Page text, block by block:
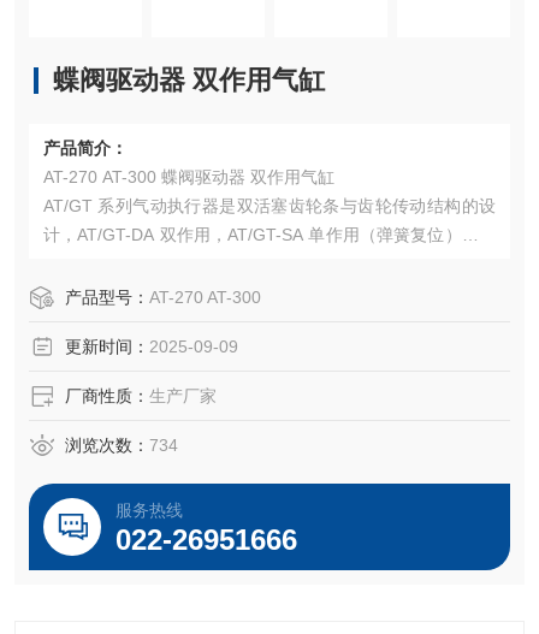
蝶阀驱动器 双作用气缸
产品简介：
AT-270 AT-300 蝶阀驱动器 双作用气缸
AT/GT 系列气动执行器是双活塞齿轮条与齿轮传动结构的设
计，AT/GT-DA 双作用，AT/GT-SA 单作用（弹簧复位），适
产品型号： AT-270 AT-300
更新时间： 2025-09-09
厂商性质： 生产厂家
浏览次数： 734
服务热线
022-26951666